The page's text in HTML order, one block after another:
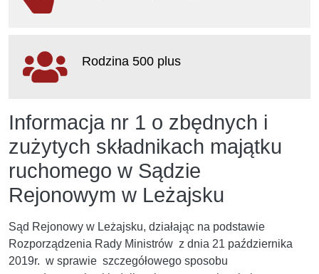
Informacja nr 1 o zbędnych i
zużytych składnikach majątku
ruchomego w Sądzie
Rejonowym w Leżajsku
Sąd Rejonowy w Leżajsku, działając na podstawie
Rozporządzenia Rady Ministrów z dnia 21 października
2019r. w sprawie szczegółowego sposobu
Rodzina 500 plus